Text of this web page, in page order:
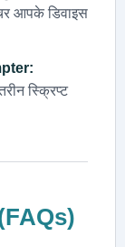
आपके डिवाइस
स्क्रिप्ट